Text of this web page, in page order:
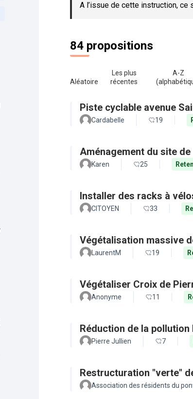
A l’issue de cette instruction,
84 propositions
Aléatoire
Les plus
récentes
A-Z
Piste cyclable avenue
Cardabelle 19
Aménagement du site
Karen 25
Installer des racks à
CITOYEN 33
Végétalisation massive
LaurentM 19
Végétaliser Croix de
Anonyme 11
Réduction de la pollution
Pierre Jullien 7
Restructuration "verte"
Association des résidents du